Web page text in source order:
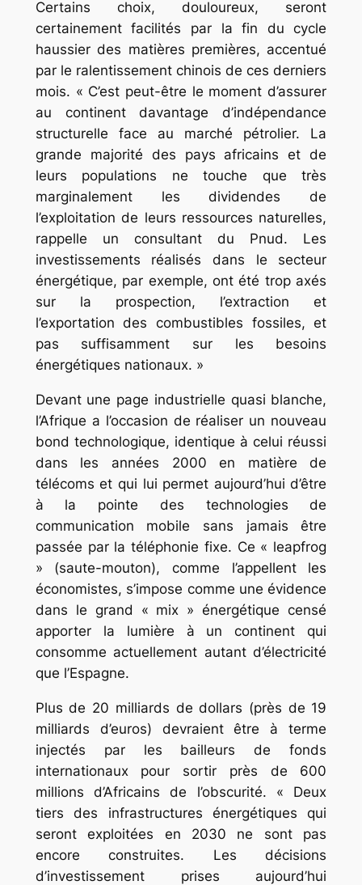
Certains choix, douloureux, seront
certainement facilités par la fin du cycle
haussier des matières premières, accentué
par le ralentissement chinois de ces derniers
mois. « C’est peut-être le moment d’assurer
au continent davantage d’indépendance
structurelle face au marché pétrolier. La
grande majorité des pays africains et de
leurs populations ne touche que très
marginalement les dividendes de
l’exploitation de leurs ressources naturelles,
rappelle un consultant du Pnud. Les
investissements réalisés dans le secteur
énergétique, par exemple, ont été trop axés
sur la prospection, l’extraction et
l’exportation des combustibles fossiles, et
pas suffisamment sur les besoins
énergétiques nationaux. »
Devant une page industrielle quasi blanche,
l’Afrique a l’occasion de réaliser un nouveau
bond technologique, identique à celui réussi
dans les années 2000 en matière de
télécoms et qui lui permet aujourd’hui d’être
à la pointe des technologies de
communication mobile sans jamais être
passée par la téléphonie fixe. Ce « leapfrog
» (saute-mouton), comme l’appellent les
économistes, s’impose comme une évidence
dans le grand « mix » énergétique censé
apporter la lumière à un continent qui
consomme actuellement autant d’électricité
que l’Espagne.
Plus de 20 milliards de dollars (près de 19
milliards d’euros) devraient être à terme
injectés par les bailleurs de fonds
internationaux pour sortir près de 600
millions d’Africains de l’obscurité. « Deux
tiers des infrastructures énergétiques qui
seront exploitées en 2030 ne sont pas
encore construites. Les décisions
d’investissement prises aujourd’hui